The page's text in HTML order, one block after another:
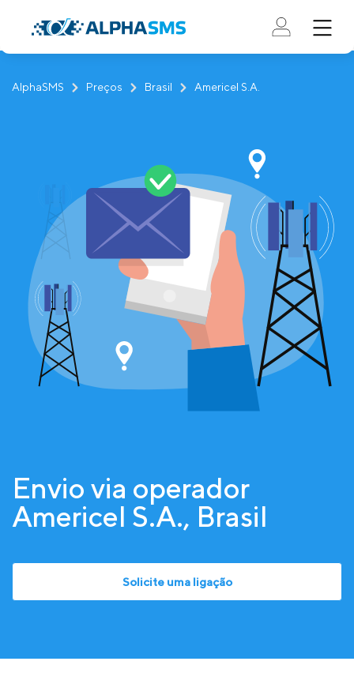
AlphaSMS Preços Brasil Americel S.A.
Envio via operador
Americel S.A., Brasil
Solicite uma ligação